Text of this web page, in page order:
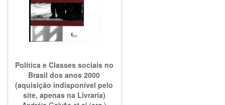
Política e Classes sociais no
Brasil dos anos 2000
(aquisição indisponível pelo
site, apenas na Livraria)